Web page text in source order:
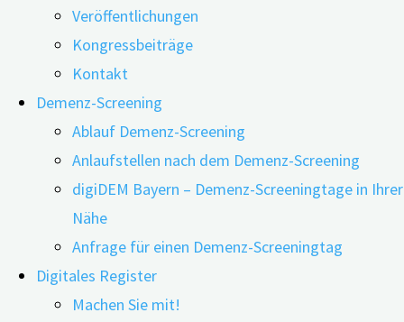
Veröffentlichungen
Kongressbeiträge
Kontakt
Demenz-Screening
Ablauf Demenz-Screening
Anlaufstellen nach dem Demenz-Screening
digiDEM Bayern – Demenz-Screeningtage in Ihrer
Nähe
Anfrage für einen Demenz-Screeningtag
Digitales Register
Machen Sie mit!
zur personalisierten Demenzpflege